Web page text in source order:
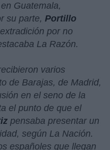
Guatemala,
su parte, Portillo
por no
La Razón.
varios
de Barajas, de Madrid,
en el seno de la
el punto de que el
pensaba presentar un
según La Nación.
españoles que llegan